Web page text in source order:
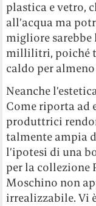
plastica e vetro,
all’acqua ma
migliore sarebbe
millilitri, poiché
caldo per almeno
Neanche
Come riporta ad
produttrici
talmente ampia
l’ipotesi di una
per la collezione
Moschino non
irrealizzabile. Vi